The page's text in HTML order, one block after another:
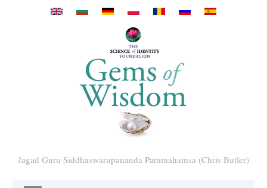
Direkt zum Inhalt
Jagad Guru Siddhaswarupananda Paramahamsa (Chris Butler)